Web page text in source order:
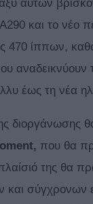
αυτών
και το νέο
470 ίππων,
αναδεικνύουν
έως τη νέα
διοργάνωσης
που θα
της θα
και σύγχρονων